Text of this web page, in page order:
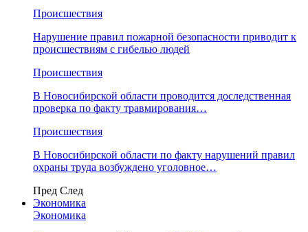
Происшествия
Нарушение правил пожарной безопасности приводит к
происшествиям с гибелью людей
Происшествия
В Новосибирской области проводится доследственная
проверка по факту травмирования…
Происшествия
В Новосибирской области по факту нарушений правил
охраны труда возбуждено уголовное…
Пред След
Экономика
Экономика